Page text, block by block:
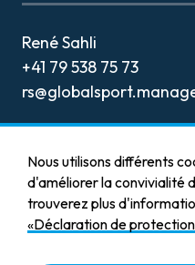
René Sahli
+41 79 538 75 73
Mentions légales
Nous utilisons différents
d'améliorer la convivialité
trouverez plus
«Déclaration de